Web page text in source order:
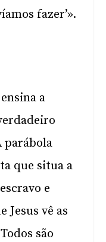
fazer’».
a
parábola
que situa a
e
Jesus vê as
são